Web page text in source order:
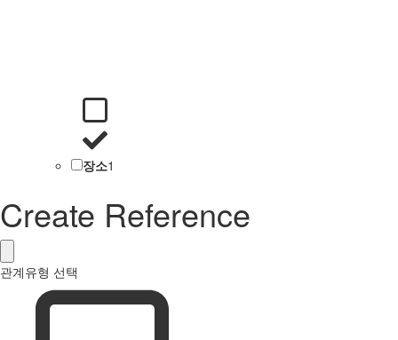
장소1
Create Reference
관계유형 선택